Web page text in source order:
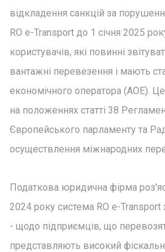
відкладення санкцій за
RO e-Transport до 1 січня 2025
користувачів, які повинні
вантажні перевезення і мають
економічного оператора (AOE).
на положеннях статті 38
Європейського парламенту та
осуществлення міжнародних
Податкова юридична фірма
2024 року система RO e-Transport
- щодо підприємців, що
представляють високий